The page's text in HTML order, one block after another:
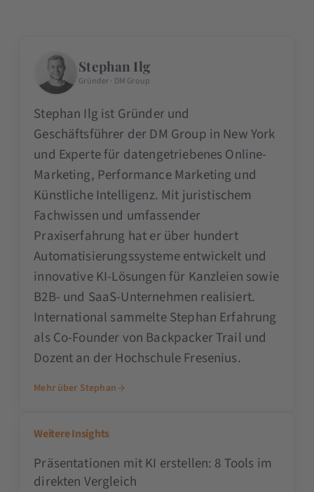
Stephan Ilg
Gründer · DM Group
Stephan Ilg ist Gründer und
Geschäftsführer der DM Group in New York
und Experte für datengetriebenes Online-
Marketing, Performance Marketing und
Künstliche Intelligenz. Mit juristischem
Fachwissen und umfassender
Praxiserfahrung hat er über hundert
Automatisierungssysteme entwickelt und
innovative KI-Lösungen für Kanzleien sowie
B2B- und SaaS-Unternehmen realisiert.
International sammelte Stephan Erfahrung
als Co-Founder von Backpacker Trail und
Dozent an der Hochschule Fresenius.
Mehr über Stephan
Weitere Insights
Präsentationen mit KI erstellen: 8 Tools im
direkten Vergleich